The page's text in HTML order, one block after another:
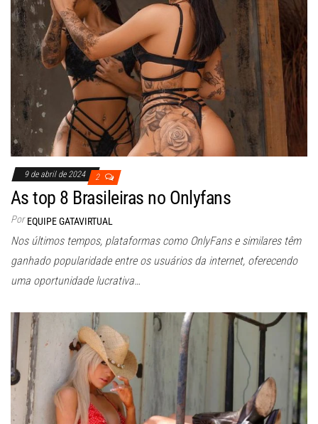
9 de abril de 2024 2
As top 8 Brasileiras no Onlyfans
Por EQUIPE GATAVIRTUAL
Nos últimos tempos, plataformas como OnlyFans e similares têm
ganhado popularidade entre os usuários da internet, oferecendo
uma oportunidade lucrativa…